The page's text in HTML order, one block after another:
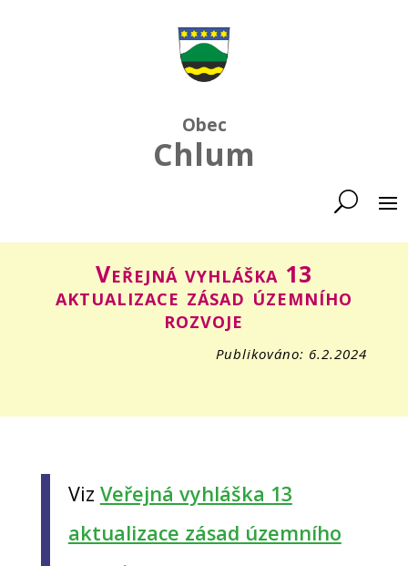
Obec
Chlum
Veřejná vyhláška 13
aktualizace zásad územního
rozvoje
Publikováno: 6.2.2024
Viz Veřejná vyhláška 13
aktualizace zásad územního